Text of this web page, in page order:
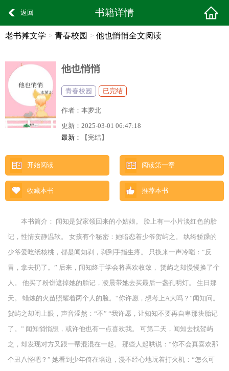
返回 书籍详情
老书摊文学 > 青春校园 > 他也悄悄全文阅读
他也悄悄
青春校园 已完结
作者： 本萝北
更新： 2025-03-01 06:47:18
最新：
【完结】
开始阅读 阅读第一章
收藏本书 推荐本书
本书简介： 闻知是贺家领回来的小姑娘。 脸上有一小片淡红色的胎
记，性情安静温软。 女孩有个秘密：她暗恋着少爷贺屿之。 纨绔骄躁的
少爷爱吃纸核桃，都是闻知剥，剥到手指生疼。 只换来一声冷嗤：“反
胃，拿去扔了。” 后来，闻知终于学会将喜欢收敛， 贺屿之却慢慢换了个
人。 他买了粉饼遮掉她的胎记，凌晨带她去买最后一盏孔明灯。 生日那
天。 蜡烛的火苗照耀着两个人的脸。“你许愿，想考上A大吗？”闻知问。
贺屿之却闭上眼，声音涩然：“不” “我许愿，让知知不要再自卑那块胎记
了。” 闻知悄悄想，或许他也有一点喜欢我。 可第二天，闻知去找贺屿
之，却发现对方又跟一帮混混在一起。 那些人起哄说：“你不会真喜欢那
个丑八怪吧？” 她看到少年倚在墙边，漫不经心地玩着打火机：“怎么可